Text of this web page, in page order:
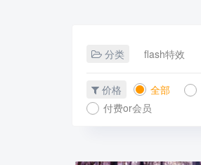
分类 flash特效
价格 全部
付费or会员